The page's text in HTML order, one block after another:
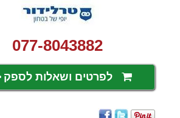
077-8043882
לפרטים ושאלות לספק